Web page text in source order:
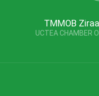
TMMOB
UCTEA CHAMBER